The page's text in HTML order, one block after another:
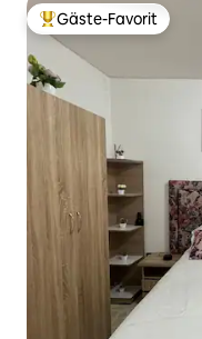
Beliebter Gäste-Favorit.
Gäste-Favorit